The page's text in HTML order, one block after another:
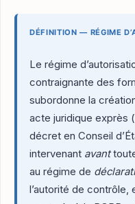
DÉFINITION — RÉGIME
Le régime
contraignante des
subordonne la
acte juridique exprès
décret en Conseil
intervenant avant
au régime de
l’autorité de contrôle,